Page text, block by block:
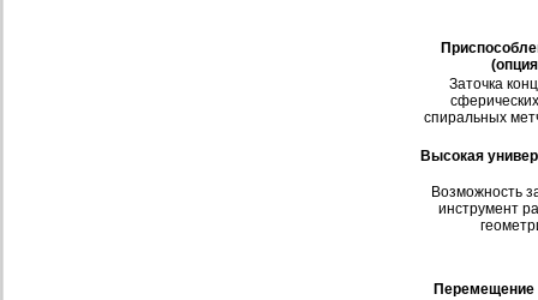
Заточка
спиральных
Высокая
Возможность
инструмент
Перемещение